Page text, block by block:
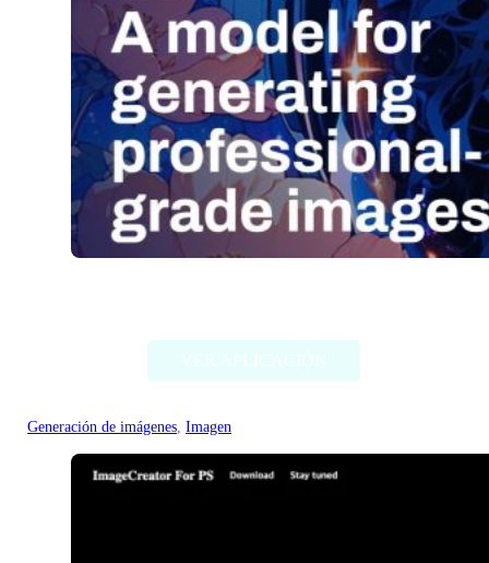
Generación de imágenes, Imagen